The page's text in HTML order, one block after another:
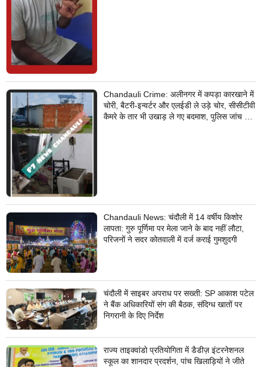
Chandauli Crime: अलीनगर में कपड़ा कारखाने में
चोरी, बैटरी-इन्वर्टर और एलईडी ले उड़े चोर, सीसीटीवी
कैमरे के तार भी उखाड़ ले गए बदमाश, पुलिस जांच में
Chandauli News: चंदौली में 14 वर्षीय किशोर
लापता: गुरु पूर्णिमा पर मेला जाने के बाद नहीं लौटा,
परिजनों ने सदर कोतवाली में दर्ज कराई गुमशुदगी
चंदौली में साइबर अपराध पर सख्ती: SP आकाश पटेल
ने बैंक अधिकारियों संग की बैठक, संदिग्ध खातों पर
निगरानी के दिए निर्देश
राज्य ताइक्वांडो प्रतियोगिता में डैडीज़ इंटरनेशनल
स्कूल का शानदार प्रदर्शन, पांच खिलाड़ियों ने जीते